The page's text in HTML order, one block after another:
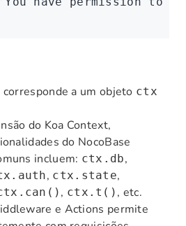
corresponde a um objeto ctx
do Koa Context,
do NocoBase
incluem: ctx.db,
, ctx.state,
, ctx.t() , etc.
e Actions permite